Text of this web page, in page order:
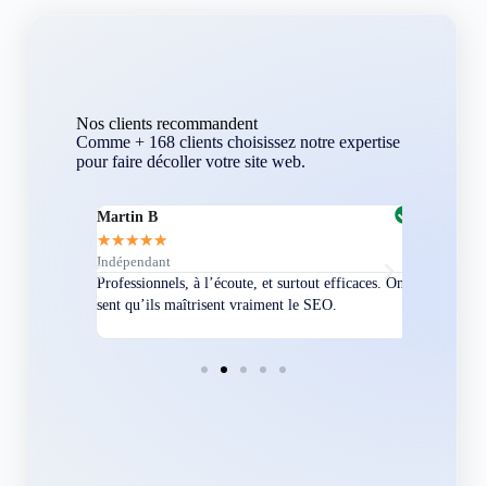
Nos clients recommandent
Comme + 168 clients choisissez notre expertise
pour faire décoller votre site web.
Martin B
★★★★★
Indépendant
Professionnels, à l’écoute, et surtout efficaces. On
sent qu’ils maîtrisent vraiment le SEO.